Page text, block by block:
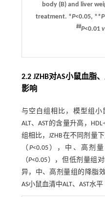
body (B) and liver
treatment. *P<0.05, **P
##P<0.01
2.2 JZHB对AS小鼠血脂
影响
与空白组相比，模型组小
ALT、AST的含量升高，
组相比，JZHB在不同剂量
（ P<0.05），中、高剂
（P<0.05），但低剂量组
异，中、高剂量组的降脂
AS小鼠血清中ALT、AST水平